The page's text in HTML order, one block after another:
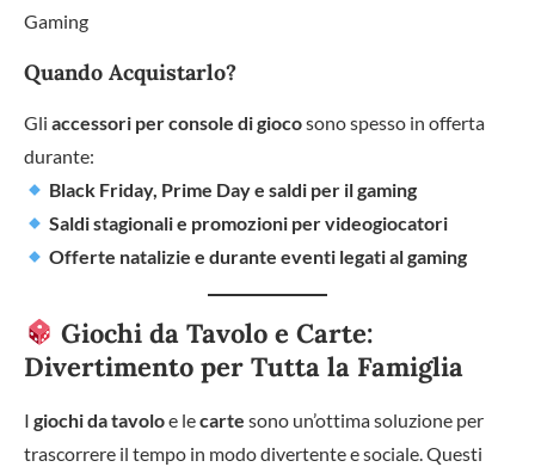
Gaming
Quando Acquistarlo?
Gli accessori per console di giocosono spesso in offerta
durante:
Black Friday, Prime Day e saldi per il gaming
Saldi stagionali e promozioni per videogiocatori
Offerte natalizie e durante eventi legati al gaming
Giochi da Tavolo e Carte:
Divertimento per Tutta la Famiglia
I giochi da tavoloe lecarte sono un’ottima soluzione per
trascorrere il tempo in modo divertente e sociale. Questi